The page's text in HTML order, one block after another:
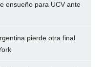
ensueño para UCV ante
pierde otra final